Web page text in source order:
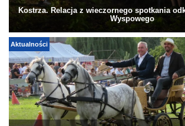
Kostrza. Relacja z wieczornego spotkania
Wyspowego
Aktualności